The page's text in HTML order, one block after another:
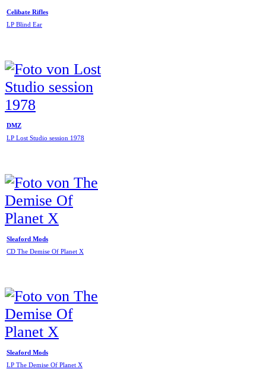
Celibate Rifles
LP Blind Ear
DMZ
LP Lost Studio session 1978
Sleaford Mods
CD The Demise Of Planet X
Sleaford Mods
LP The Demise Of Planet X